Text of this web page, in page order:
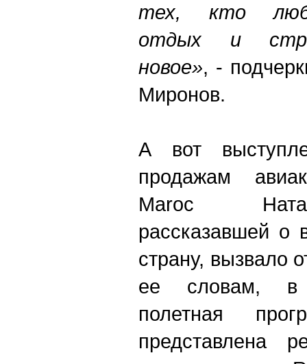
тех, кто
отдых и
новое», -
Миронов.
А вот
продажам
Maroc
рассказавшей о
страну, вызвало
ее словам, в
полетная
представлена